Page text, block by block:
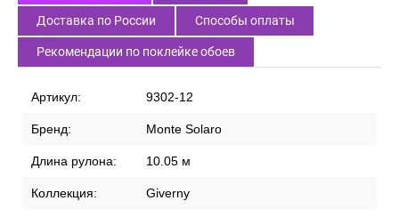
Доставка по России Способы оплаты
Рекомендации по поклейке обоев
Артикул: 9302-12
Бренд: Monte Solaro
Длина рулона: 10.05 м
Коллекция: Giverny